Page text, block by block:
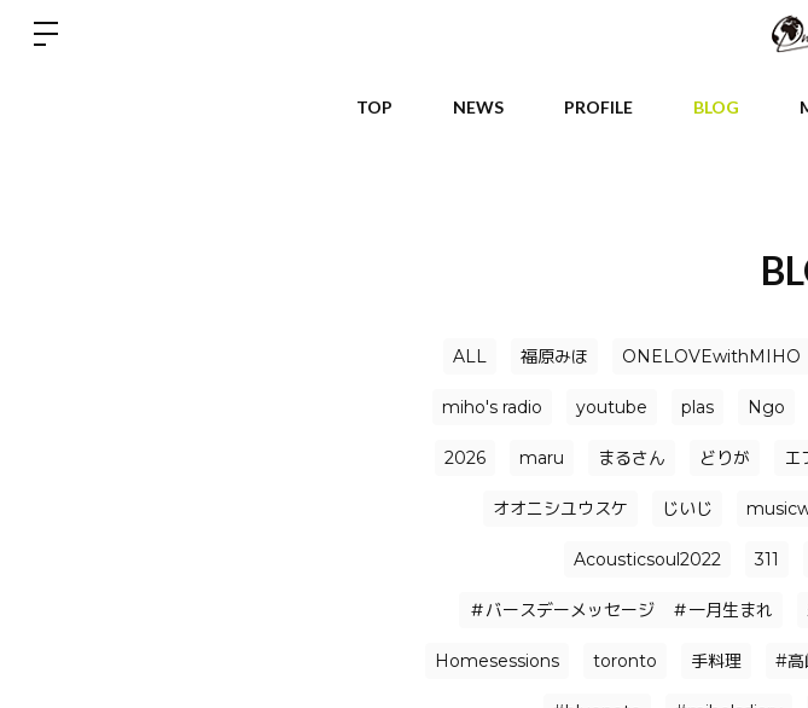
TOP NEWS PROFILE BLOG
ALL 福原みほ ONELOVEwithMIHO
miho's radio youtube plas Ngo
2026 maru まるさん どりが エ
オオニシユウスケ じいじ
Acousticsoul2022 311
＃バースデーメッセージ ＃一月生まれ
Homesessions toronto 手料理 #高